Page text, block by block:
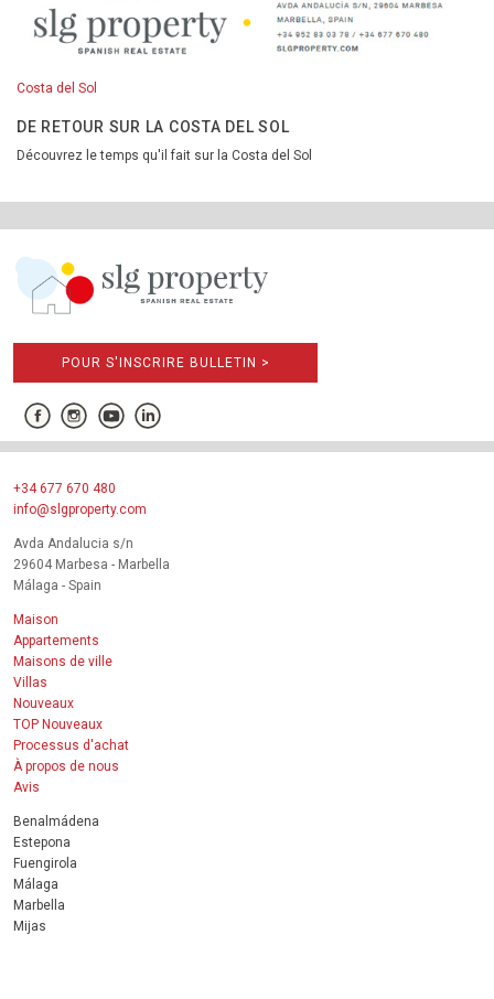
Costa del Sol
DE RETOUR SUR LA COSTA DEL SOL
Découvrez le temps qu'il fait sur la Costa del Sol
POUR S'INSCRIRE BULLETIN >
+34 677 670 480
info@slgproperty.com
Avda Andalucia s/n
29604 Marbesa - Marbella
Málaga - Spain
Maison
Appartements
Maisons de ville
Villas
Nouveaux
TOP Nouveaux
Processus d'achat
À propos de nous
Avis
Benalmádena
Estepona
Fuengirola
Málaga
Marbella
Mijas